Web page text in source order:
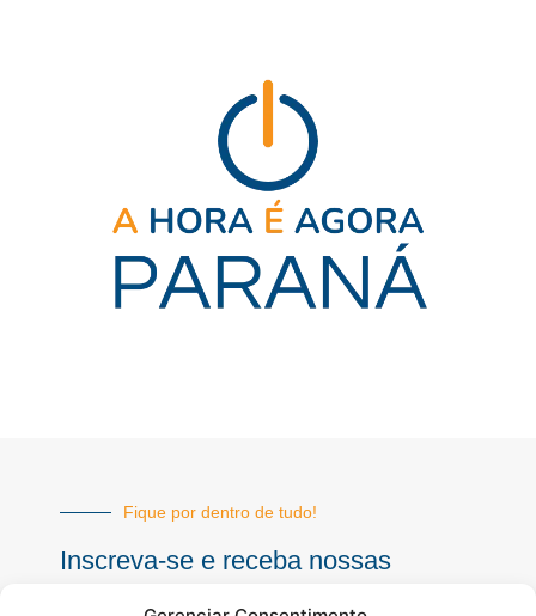
Fique por dentro de tudo!
Inscreva-se e receba nossas